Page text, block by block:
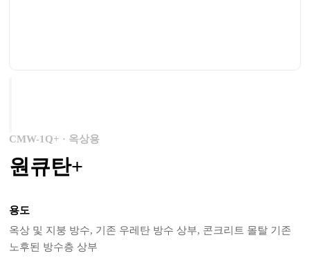
CMW-1Q+ · 옥상용
원큐탄+
용도
옥상 및 지붕 방수, 기존 우레탄 방수 상부, 콘크리트 몰탈 기존
노후된 방수층 상부